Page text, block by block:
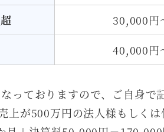
30,000円
40,000円
っておりますので、ご自身で
上が500万円の法人様もしくは